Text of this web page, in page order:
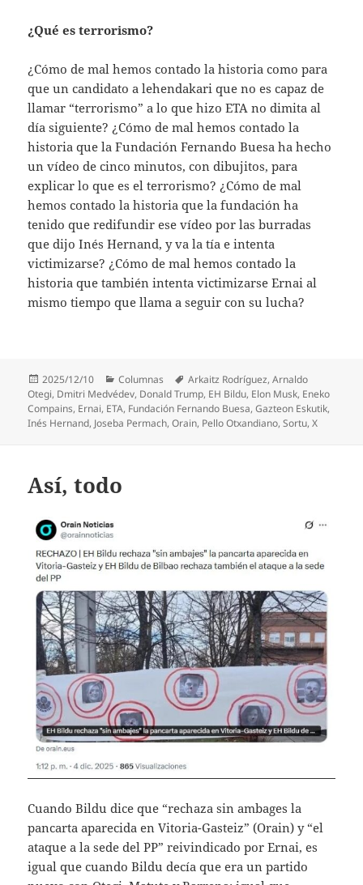
¿Qué es terrorismo?
¿Cómo de mal hemos contado la historia como para
que un candidato a lehendakari que no es capaz de
llamar “terrorismo” a lo que hizo ETA no dimita al
día siguiente? ¿Cómo de mal hemos contado la
historia que la Fundación Fernando Buesa ha hecho
un vídeo de cinco minutos, con dibujitos, para
explicar lo que es el terrorismo? ¿Cómo de mal
hemos contado la historia que la fundación ha
tenido que redifundir ese vídeo por las burradas
que dijo Inés Hernand, y va la tía e intenta
victimizarse? ¿Cómo de mal hemos contado la
historia que también intenta victimizarse Ernai al
mismo tiempo que llama a seguir con su lucha?
Publicado
el
2025/12/10 Categorías
Columnas Etiquetas
Arkaitz Rodríguez,Arnaldo
Otegi, Dmitri Medvédev, Donald Trump, EH Bildu, Elon Musk, Eneko
Compains, Ernai, ETA, Fundación Fernando Buesa,Gazteon Eskutik,
Inés Hernand, Joseba Permach,Orain, Pello Otxandiano,Sortu,X
Así, todo
Cuando Bildu dice que “rechaza sin ambages la
pancarta aparecida en Vitoria-Gasteiz” (Orain) y “el
ataque a la sede del PP” reivindicado por Ernai, es
igual que cuando Bildu decía que era un partido